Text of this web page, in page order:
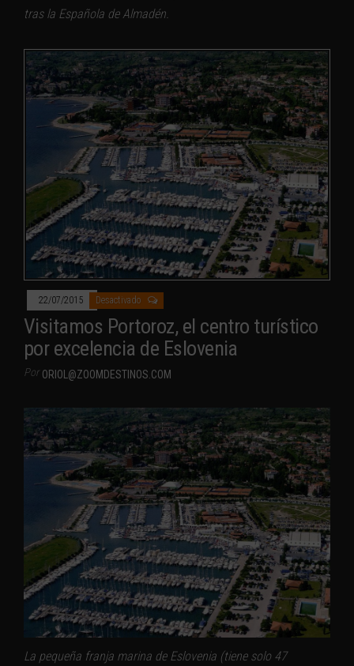
tras la Española de Almadén.
22/07/2015 Desactivado
Visitamos Portoroz, el centro turístico
por excelencia de Eslovenia
Por ORIOL@ZOOMDESTINOS.COM
La pequeña franja marina de Eslovenia (tiene solo 47